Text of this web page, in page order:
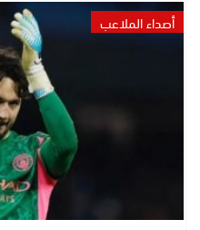
أصداء الملاعب